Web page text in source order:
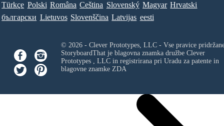
Türkçe Polski Româna Ceština Slovenský Magyar Hrvatski
български Lietuvos Slovenščina Latvijas eesti
© 2026 - Clever Prototypes, LLC - Vse pravice
StoryboardThat je blagovna znamka družbe Clever
Prototypes , LLCin registrirana pri Uradu za patente in
blagovne znamke ZDA